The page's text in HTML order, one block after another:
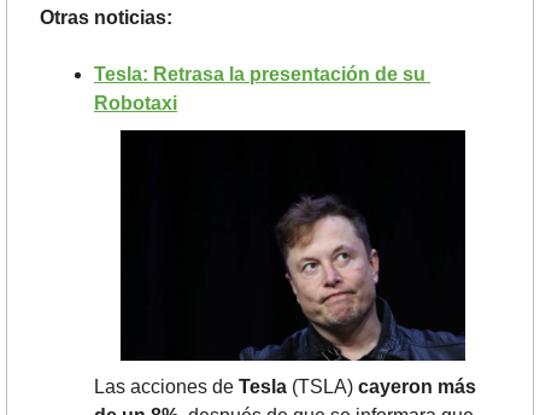
Otras noticias:
Tesla: Retrasa la presentación de su
Robotaxi
Las acciones de Tesla (TSLA) cayeron más